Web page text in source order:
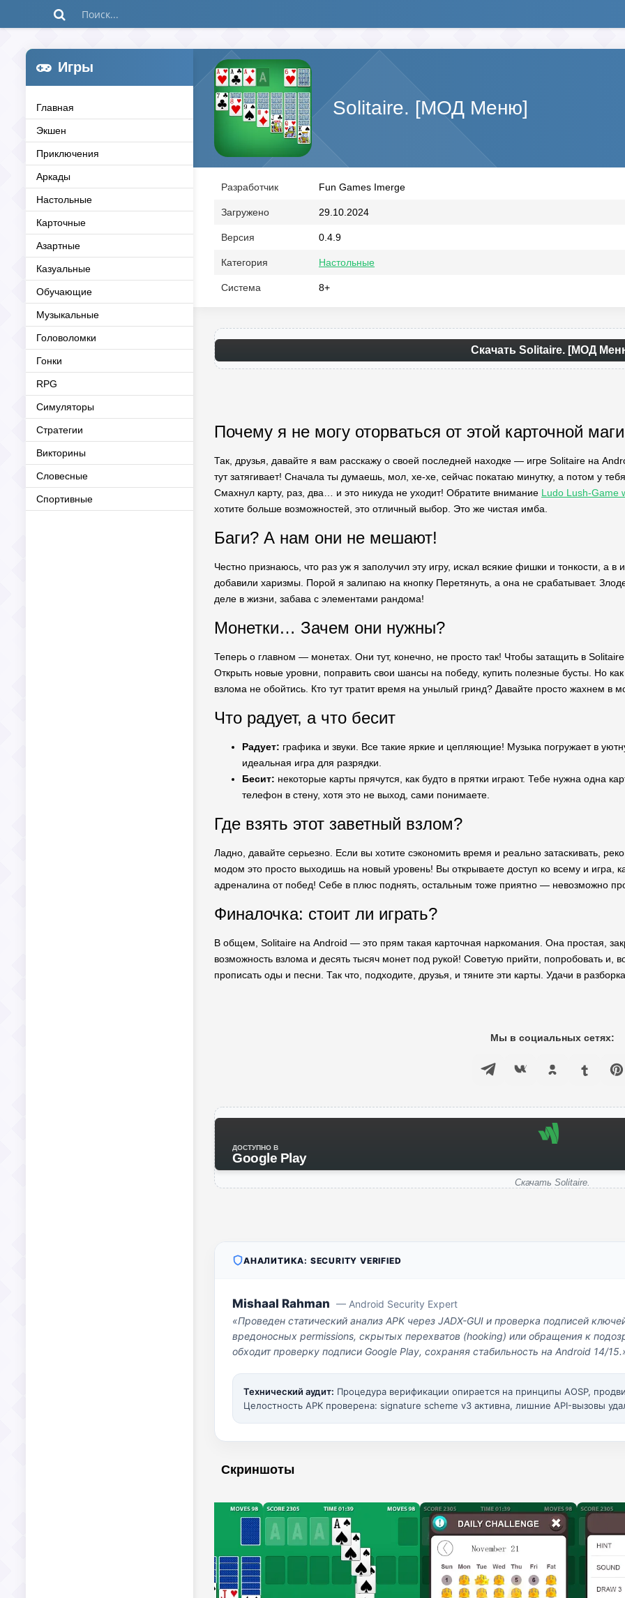
Игры
Главная
Экшен
Приключения
Аркады
Настольные
Карточные
Азартные
Казуальные
Обучающие
Музыкальные
Головоломки
Гонки
RPG
Симуляторы
Стратегии
Викторины
Словесные
Спортивные
Solitaire. [МОД Меню]
Разработчик Fun Games Imerge
Загружено 29.10.2024
Версия 0.4.9
Категория Настольные
Система 8+
Скачать Solitaire. [МОД
Почему я не могу оторваться от этой карточной
Так, друзья, давайте я вам расскажу о своей последней находке — игре Solitaire на
тут затягивает! Сначала ты думаешь, мол, хе-хе, сейчас покатаю минутку, а потом у
Смахнул карту, раз, два… и это никуда не уходит! Обратите внимание Ludo Lush-Game
хотите больше возможностей, это отличный выбор. Это же чистая имба.
Баги? А нам они не мешают!
Честно признаюсь, что раз уж я заполучил эту игру, искал всякие фишки и тонкости, а
добавили харизмы. Порой я залипаю на кнопку Перетянуть, а она не срабатывает.
деле в жизни, забава с элементами рандома!
Монетки… Зачем они нужны?
Теперь о главном — монетах. Они тут, конечно, не просто так! Чтобы затащить в
Открыть новые уровни, поправить свои шансы на победу, купить полезные бусты. Но
взлома не обойтись. Кто тут тратит время на унылый гринд? Давайте просто жахнем в
Что радует, а что бесит
Радует: графика и звуки. Все такие яркие и цепляющие! Музыка погружает в
идеальная игра для разрядки.
Бесит: некоторые карты прячутся, как будто в прятки играют. Тебе нужна одна
телефон в стену, хотя это не выход, сами понимаете.
Где взять этот заветный взлом?
Ладно, давайте серьезно. Если вы хотите сэкономить время и реально затаскивать,
модом это просто выходишь на новый уровень! Вы открываете доступ ко всему и игра,
адреналина от побед! Себе в плюс поднять, остальным тоже приятно — невозможно
Финалочка: стоит ли играть?
В общем, Solitaire на Android — это прям такая карточная наркомания. Она простая,
возможность взлома и десять тысяч монет под рукой! Советую прийти, попробовать и,
прописать оды и песни. Так что, подходите, друзья, и тяните эти карты. Удачи в
Мы в социальных сетях:
ДОСТУПНО В
Google Play
Скачать Solitaire.
АНАЛИТИКА: SECURITY VERIFIED
Mishaal Rahman — Android Security Expert
«Проведен статический анализ APK через JADX-GUI и проверка подписей
вредоносных permissions, скрытых перехватов (hooking) или обращения к
обходит проверку подписи Google Play, сохраняя стабильность на Android 14/
Технический аудит: Процедура верификации опирается на принципы AOSP,
Целостность APK проверена: signature scheme v3 активна, лишние API-вызовы
Скриншоты